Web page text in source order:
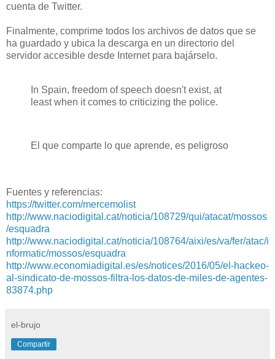
cuenta de Twitter.
Finalmente, comprime todos los archivos de datos que se
ha guardado y ubica la descarga en un directorio del
servidor accesible desde Internet para bajárselo.
In Spain, freedom of speech doesn't exist, at
least when it comes to criticizing the police.
El que comparte lo que aprende, es peligroso
Fuentes y referencias:
https://twitter.com/mercemolist
http://www.naciodigital.cat/noticia/108729/qui/atacat/mossos
/esquadra
http://www.naciodigital.cat/noticia/108764/aixi/es/va/fer/atac/i
nformatic/mossos/esquadra
http://www.economiadigital.es/es/notices/2016/05/el-hackeo-
al-sindicato-de-mossos-filtra-los-datos-de-miles-de-agentes-
83874.php
el-brujo
Compartir